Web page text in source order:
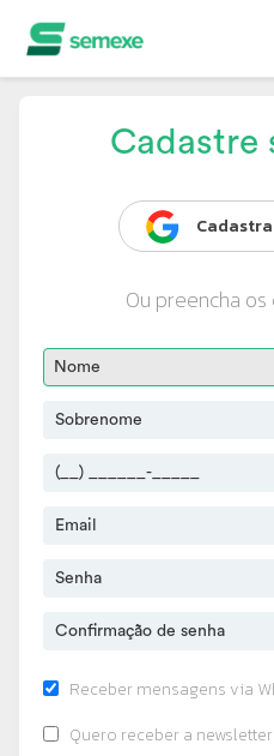
Cadastre
Ou preencha
Receber mensagens via
Quero receber a